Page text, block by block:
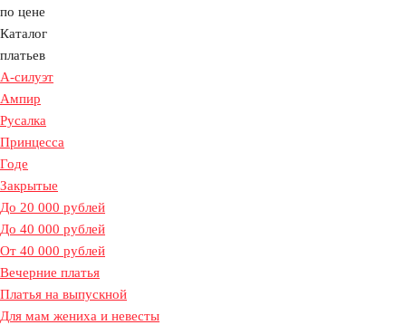
по цене
Каталог
платьев
А-силуэт
Ампир
Русалка
Принцесса
Годе
Закрытые
До 20 000 рублей
До 40 000 рублей
От 40 000 рублей
Вечерние платья
Платья на выпускной
Для мам жениха и невесты